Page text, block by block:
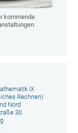
kommende
IX
Rechnen)
Nord
30